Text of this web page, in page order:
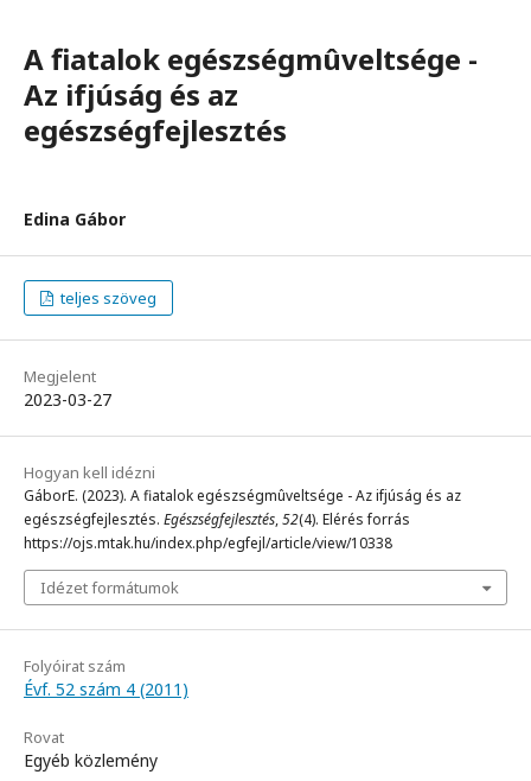
A fiatalok egészségmûveltsége -
Az ifjúság és az
egészségfejlesztés
Edina Gábor
teljes szöveg
Megjelent
2023-03-27
Hogyan kell idézni
GáborE. (2023). A fiatalok egészségmûveltsége - Az ifjúság és az
egészségfejlesztés. Egészségfejlesztés,52(4). Elérés forrás
https://ojs.mtak.hu/index.php/egfejl/article/view/10338
Idézet formátumok
Folyóirat szám
Évf. 52 szám 4 (2011)
Rovat
Egyéb közlemény